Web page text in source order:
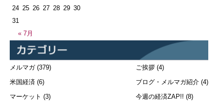
« 7月
24 25 26 27 28 29 30
31
メルマガ(379)
米国経済 (6)
マーケット (3)
ご挨拶 (4)
ブログ・メルマガ紹介 (4)
今週の経済ZAP!! (8)